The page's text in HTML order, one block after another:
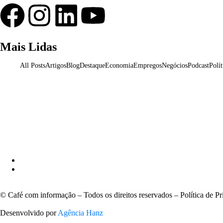
Mais Lidas
All PostsArtigosBlogDestaqueEconomiaEmpregosNegóciosPodcast
© Café com informação – Todos os direitos reservados – Política de
Desenvolvido porAgência Hanz